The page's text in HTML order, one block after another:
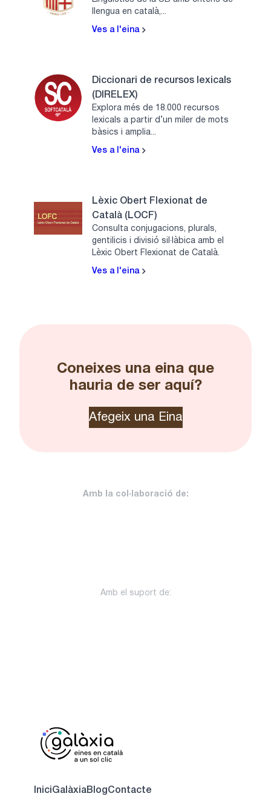
llengua en català,...
Ves a l'eina
Diccionari de recursos lexicals
(DIRELEX)
Explora més de 18.000 recursos
lexicals a partir d’un miler de mots
bàsics i amplia...
Ves a l'eina
Lèxic Obert Flexionat de
Català (LOCF)
Consulta conjugacions, plurals,
gentilicis i divisió sil·làbica amb el
Lèxic Obert Flexionat de Català.
Ves a l'eina
Coneixes una eina que
hauria de ser aquí?
Afegeix una Eina
Amb la col·laboració de:
Amb el suport de:
IniciGalàxiaBlogContacte